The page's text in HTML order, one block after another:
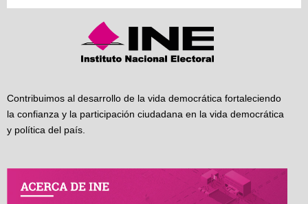
Contribuimos al desarrollo de la vida democrática fortaleciendo
la confianza y la participación ciudadana en la vida democrática
y política del país.